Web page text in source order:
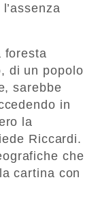
foresta
di un popolo
sarebbe
in
la
Riccardi.
che
cartina con